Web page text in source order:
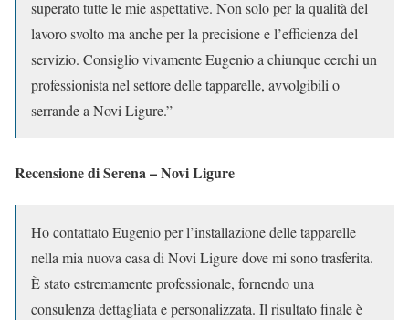
superato tutte le mie aspettative. Non solo per la qualità del
lavoro svolto ma anche per la precisione e l’efficienza del
servizio. Consiglio vivamente Eugenio a chiunque cerchi un
professionista nel settore delle tapparelle, avvolgibili o
serrande a Novi Ligure.”
Recensione di Serena – Novi Ligure
Ho contattato Eugenio per l’installazione delle tapparelle
nella mia nuova casa di Novi Ligure dove mi sono trasferita.
È stato estremamente professionale, fornendo una
consulenza dettagliata e personalizzata. Il risultato finale è